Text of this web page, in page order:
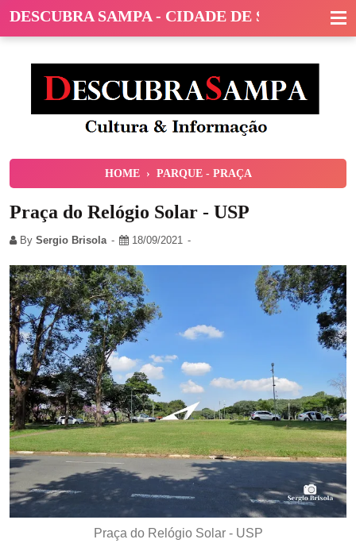
DESCUBRA SAMPA - CIDADE DE SÃO PAULO
HOME › PARQUE - PRAÇA
Praça do Relógio Solar - USP
By Sergio Brisola 18/09/2021
Praça do Relógio Solar - USP